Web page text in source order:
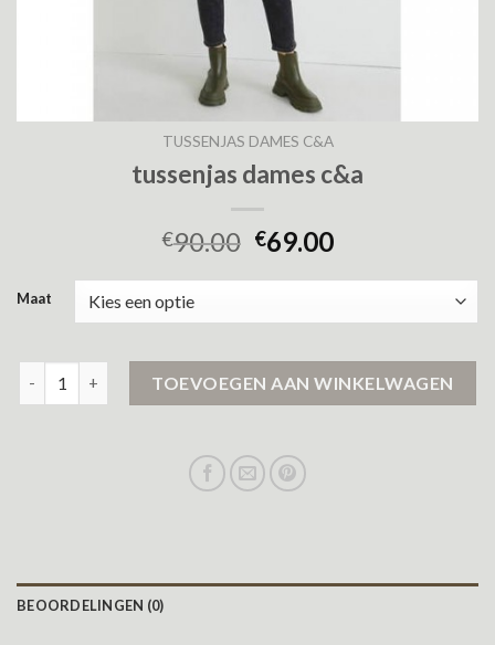
TUSSENJAS DAMES C&A
tussenjas dames c&a
€90.00 €69.00
Maat
TOEVOEGEN AAN WINKELWAGEN
BEOORDELINGEN (0)